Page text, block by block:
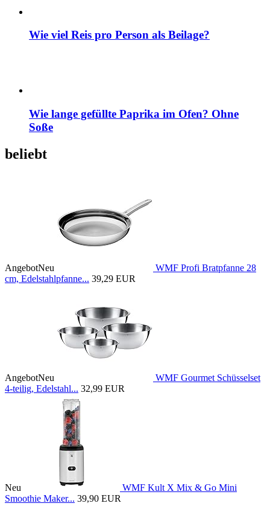
Wie viel Reis pro Person als Beilage?
Wie lange gefüllte Paprika im Ofen? Ohne
Soße
beliebt
AngebotNeu
WMF Profi Bratpfanne 28
cm, Edelstahlpfanne... 39,29 EUR
AngebotNeu
WMF Gourmet Schüsselset
4-teilig, Edelstahl... 32,99 EUR
Neu
WMF Kult X Mix & Go Mini
Smoothie Maker... 39,90 EUR